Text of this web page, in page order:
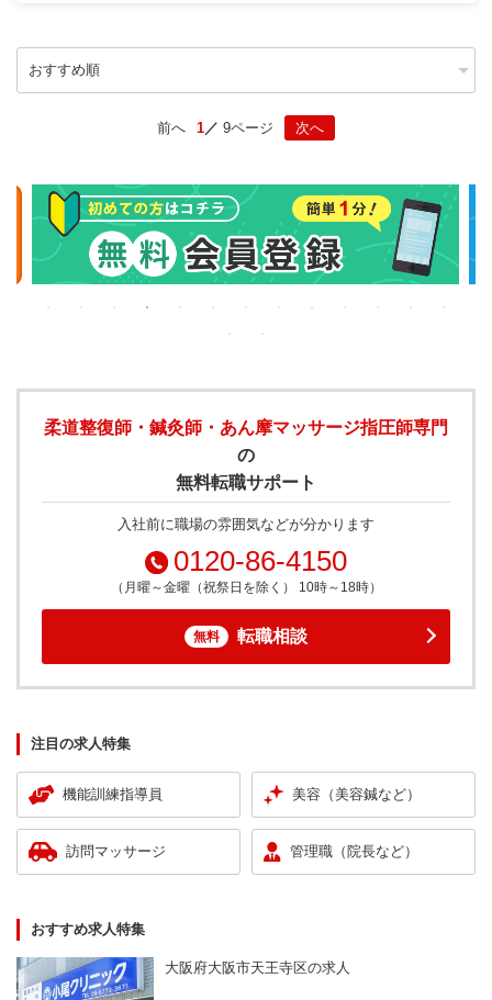
前へ 1 9ページ 次へ
柔道整復師・鍼灸師・あん摩マッサージ指圧師専門
の
無料転職サポート
入社前に職場の雰囲気などが分かります
0120-86-4150
（月曜～金曜（祝祭日を除く） 10時～18時）
無料 転職相談
注目の求人特集
機能訓練指導員 美容（美容鍼など）
訪問マッサージ 管理職（院長など）
おすすめ求人特集
大阪府大阪市天王寺区の求人